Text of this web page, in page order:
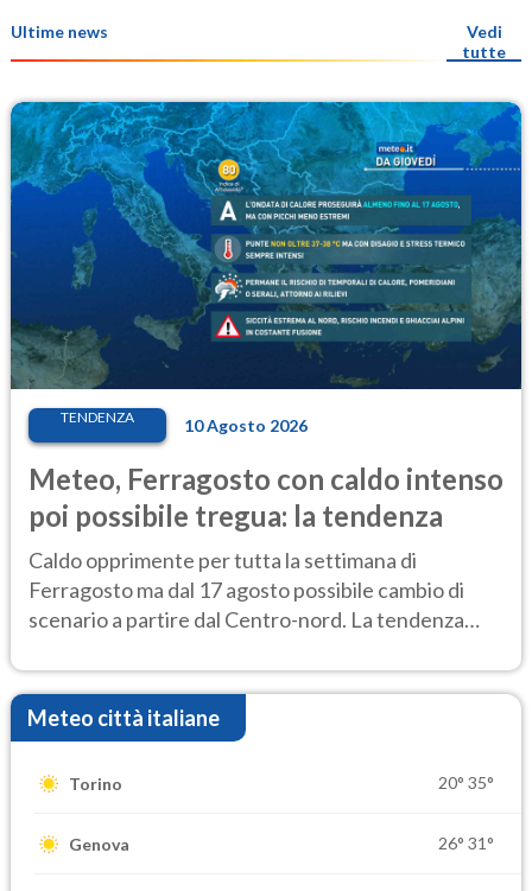
Ultime news
Vedi
tutte
TENDENZA 10 Agosto 2026
Meteo, Ferragosto con caldo intenso
poi possibile tregua: la tendenza
Caldo opprimente per tutta la settimana di
Ferragosto ma dal 17 agosto possibile cambio di
scenario a partire dal Centro-nord. La tendenza
Meteo città italiane
Torino 20° 35°
Genova 26° 31°